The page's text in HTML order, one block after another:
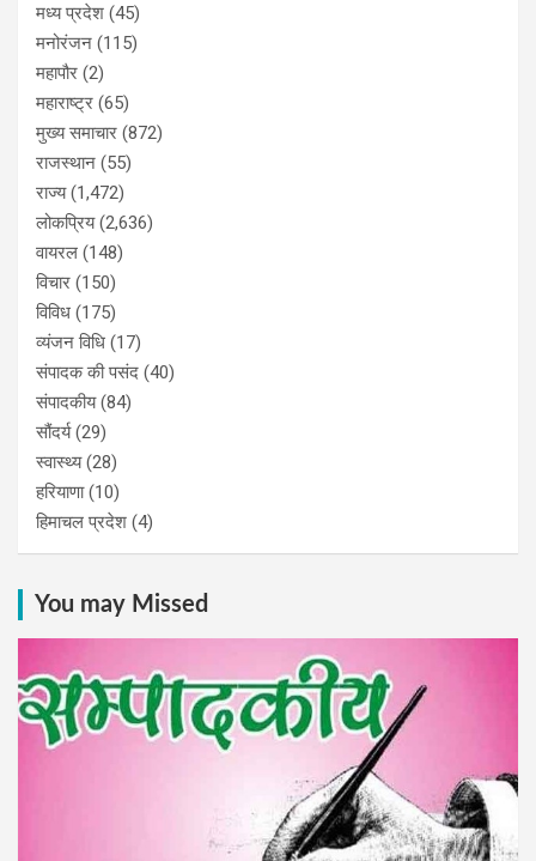
मध्य प्रदेश (45)
मनोरंजन (115)
महापौर (2)
महाराष्ट्र (65)
मुख्य समाचार (872)
राजस्थान (55)
राज्य(1,472)
लोकप्रिय(2,636)
वायरल (148)
विचार (150)
विविध (175)
व्यंजन विधि (17)
संपादक की पसंद (40)
संपादकीय(84)
सौंदर्य(29)
स्वास्थ्य(28)
हरियाणा(10)
हिमाचल प्रदेश (4)
You may Missed